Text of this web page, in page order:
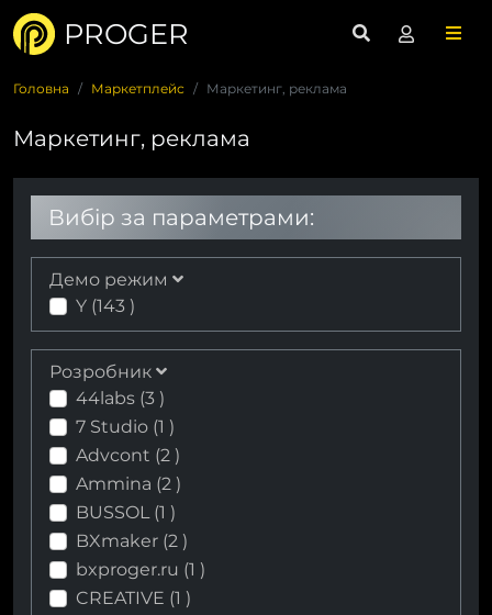
PROGER
Головна Маркетплейс Маркетинг, реклама
Маркетинг, реклама
Вибір за параметрами:
Демо режим
Y (143 )
Розробник
44labs (3 )
7 Studio (1 )
Advcont (2 )
Ammina (2 )
BUSSOL (1 )
BXmaker (2 )
bxproger.ru (1 )
CREATIVE (1 )